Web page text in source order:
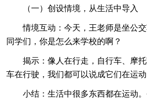
（一）创设情境，从生活中导入
情境互动：今天，王老师是坐公交
同学们，你是怎么来学校的啊？
揭示：像人在行走，自行车、摩托
车在行驶，我们都可以说成它们在运动
小结：生活中很多东西都在运动。